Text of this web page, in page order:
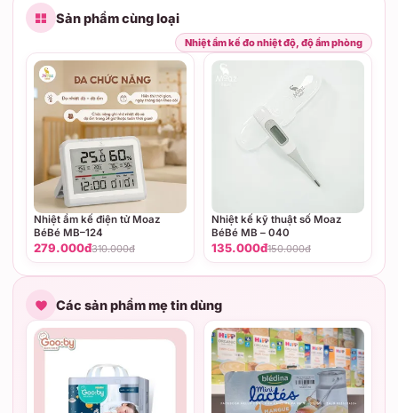
Sản phẩm cùng loại
Nhiệt ẩm kế đo nhiệt độ, độ ẩm phòng
Nhiệt ẩm kế điện tử Moaz
BéBé MB–124
279.000đ310.000đ
Nhiệt kế kỹ thuật số Moaz
BéBé MB – 040
135.000đ150.000đ
Các sản phẩm mẹ tin dùng